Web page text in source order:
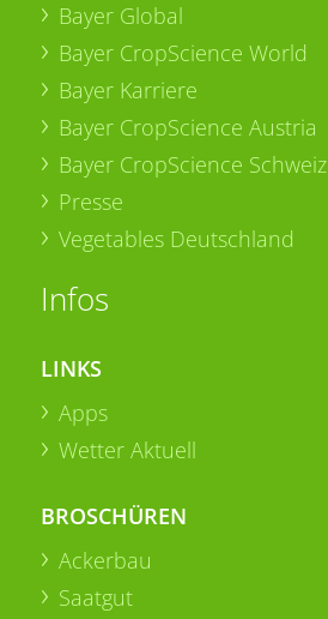
Bayer Global
Bayer CropScience World
Bayer Karriere
Bayer CropScience Austria
Bayer CropScience Schweiz
Presse
Vegetables Deutschland
Infos
LINKS
Apps
Wetter Aktuell
BROSCHÜREN
Ackerbau
Saatgut